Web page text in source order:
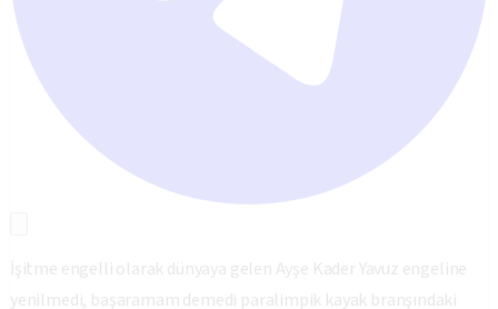
İşitme engelli olarak dünyaya gelen Ayşe Kader Yavuz engeline
yenilmedi, başaramam demedi paralimpik kayak branşındaki